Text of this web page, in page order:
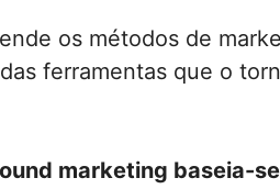
os métodos de
ferramentas que o
marketing baseia-